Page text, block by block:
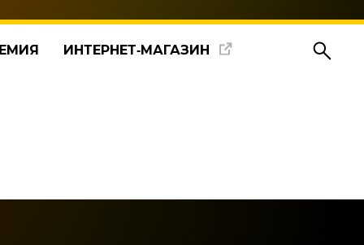
ИНТЕРНЕТ‑МАГАЗИН